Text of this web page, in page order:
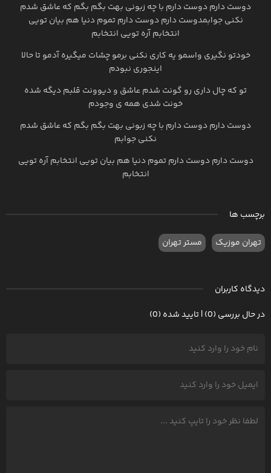
دوست دارم دوست دارم با چه زبونی بهت بگم بگم که عاشق شدم
نکنی جوابمدوست دارم دوست دارم تموم دنیا هم بیان تویی
انتخابم آره تویی انتخابم
خودتو نگیری واسمو یه کاری نکنی برمو چشات میگیره آدمو تا حالا
اینجوری نبودم
تو که چال داری رو گونت شدم عاشق و دیوونت قلبم دیگه شده
خونت شدی همه ی وجودم
دوست دارم دوست دارم با چه زبونی بهت بگم بگم که عاشق شدم
نکنی جوابم
دوست دارم دوست دارم تموم دنیا هم بیان تویی انتخابم آره تویی
انتخابم
برچسب ها
تهران موزیک مستر تهران
دیدگاه کاربران
در حال بررسی (0) | تایید شده (0)